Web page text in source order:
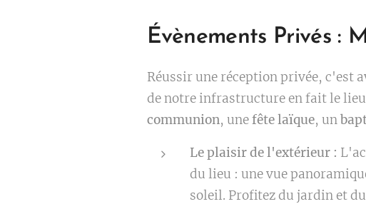
Évènements Privés :
Réussir une réception privée, c'est
de notre infrastructure en fait le
communion, unefête laïque, un
Le plaisir de l'extérieur :
du lieu : une vue
soleil. Profitez du jardin et